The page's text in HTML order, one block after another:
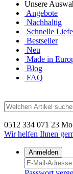
Unsere
Angebote
Nachhaltig
Schnelle
Bestseller
Neu
Made in
Blog
FAQ
0512 334 071 23
Wir helfen Ihnen
Anmelden